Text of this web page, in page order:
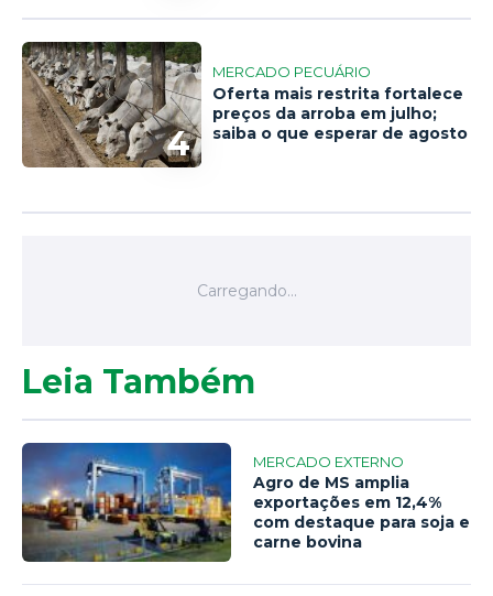
4
MERCADO PECUÁRIO
Oferta mais restrita fortalece
preços da arroba em julho;
saiba o que esperar de agosto
Leia Também
MERCADO EXTERNO
Agro de MS amplia
exportações em 12,4%
com destaque para soja e
carne bovina